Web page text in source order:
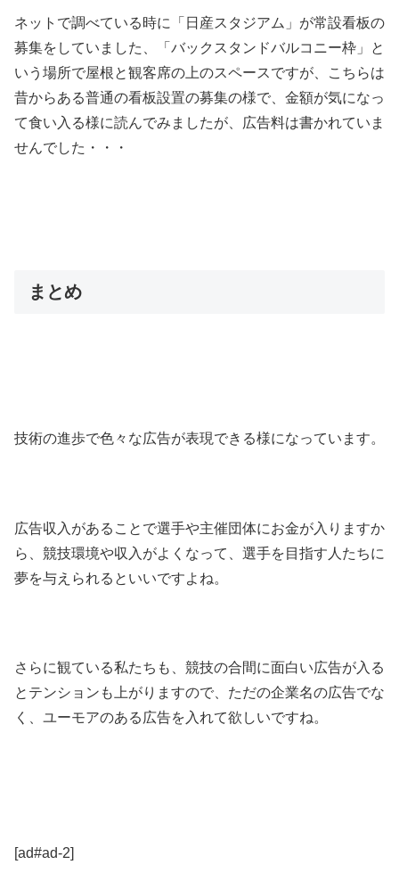
ネットで調べている時に「日産スタジアム」が常設看板の
募集をしていました、「バックスタンドバルコニー枠」と
いう場所で屋根と観客席の上のスペースですが、こちらは
昔からある普通の看板設置の募集の様で、金額が気になっ
て食い入る様に読んでみましたが、広告料は書かれていま
せんでした・・・
まとめ
技術の進歩で色々な広告が表現できる様になっています。
広告収入があることで選手や主催団体にお金が入りますか
ら、競技環境や収入がよくなって、選手を目指す人たちに
夢を与えられるといいですよね。
さらに観ている私たちも、競技の合間に面白い広告が入る
とテンションも上がりますので、ただの企業名の広告でな
く、ユーモアのある広告を入れて欲しいですね。
[ad#ad-2]